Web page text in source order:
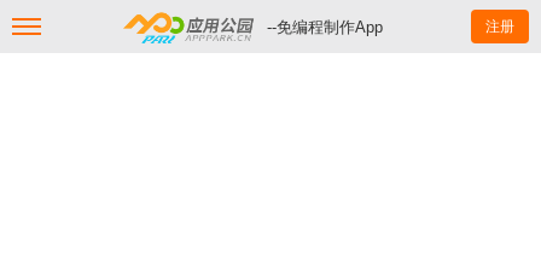
--免编程制作App 注册